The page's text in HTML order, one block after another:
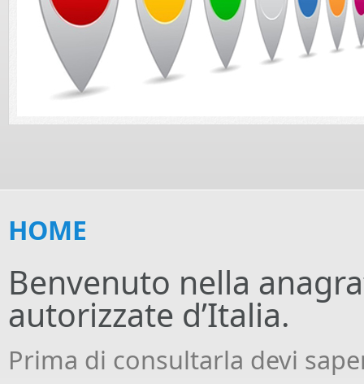
HOME
Benvenuto nella
autorizzate d’Italia.
Prima di consultarla devi